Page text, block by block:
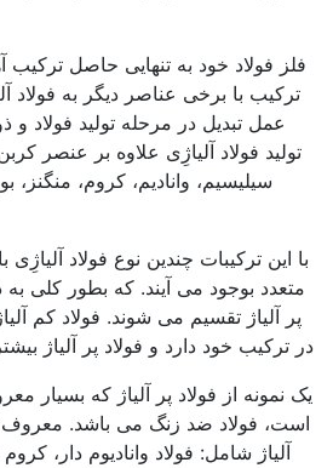
فلز فولاد خود به تنهایی حاصل
ترکیب با برخی عناصر دیگر به فولاد
عمل تبدیل در مرحله تولید فولاد
تولید فولاد آلیاژِی علاوه بر عنصر
سیلیسیم، وانادیم، کروم،
با این ترکیبات چندین نوع فولاد
متعدد بوجود می آیند. که بطور کلی به
در ترکیب خود دارد و فولاد پر آلیاژ بیشتر از 8 درصد عنصر
یک نمونه از فولاد پر آلیاژ که بسیار
است، فولاد ضد زنگ می باشد. معروف
آلیاژ شامل: فولاد وانادیوم دار،